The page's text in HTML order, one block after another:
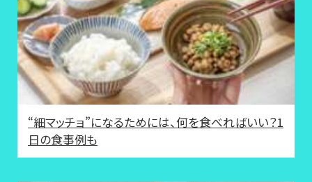
“細マッチョ”になるためには、何を食べればいい？1
日の食事例も